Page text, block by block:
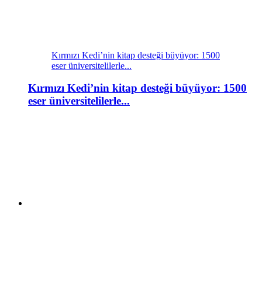
Kırmızı Kedi’nin kitap desteği büyüyor: 1500
eser üniversitelilerle...
Kırmızı Kedi’nin kitap desteği büyüyor: 1500
eser üniversitelilerle...